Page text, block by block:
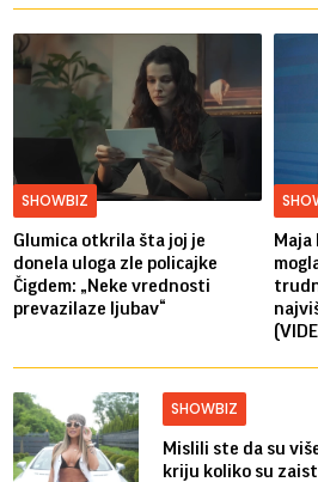
SHOWBIZ
Glumica otkrila šta joj je
donela uloga zle policajke
Čigdem: „Neke vrednosti
prevazilaze ljubav“
Maja
SHOWBIZ
Mislili ste da su
kriju koliko su